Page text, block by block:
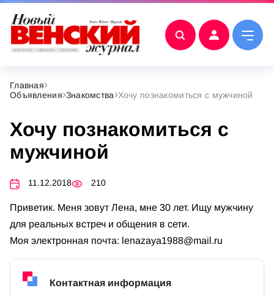
Главная
Объявления Знакомства Хочу познакомиться с мужчиной
Хочу познакомиться с
мужчиной
11.12.2018 210
Приветик. Меня зовут Лена, мне 30 лет. Ищу мужчину
для реальных встреч и общения в сети.
Моя электронная почта: lenazaya1988@mail.ru
Контактная информация